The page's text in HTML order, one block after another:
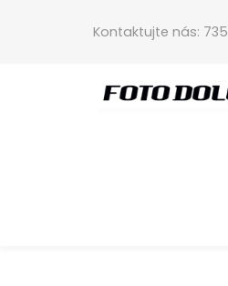
Kontaktujte nás: